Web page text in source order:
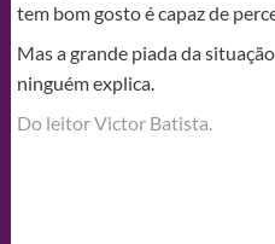
tem bom gosto é capaz de
Mas a grande piada da
ninguém explica.
Do leitor Victor Batista‎.